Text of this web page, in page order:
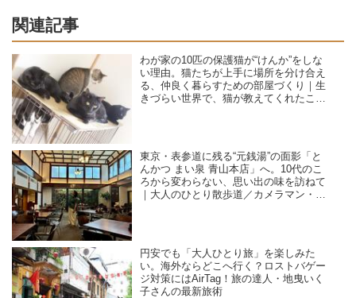
関連記事
わが家の10匹の保護猫が“けんか”をしな
い理由。猫たちが上手に場所を分け合え
る、仲良く暮らすための部屋づくり｜生
きづらい世界で、猫が教えてくれたこと
東京・表参道に残る“元銭湯”の面影「と
んかつ まい泉 青山本店」へ。10代のこ
ろから変わらない、思い出の味を訪ねて
｜大人のひとり散歩道／カメラマン・石
円安でも「大人ひとり旅」を楽しみた
い。海外ならどこへ行く？ロストバゲー
ジ対策にはAirTag！旅の達人・地曳いく
子さんの最新旅術